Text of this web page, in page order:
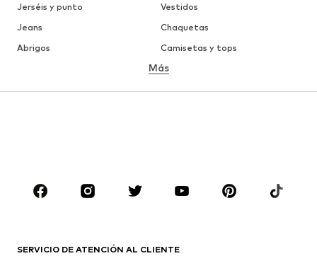
Jerséis y punto
Vestidos
Jeans
Chaquetas
Abrigos
Camisetas y tops
Ropa interior
Zapatos
Deporte
Más
SERVICIO DE ATENCIÓN AL CLIENTE